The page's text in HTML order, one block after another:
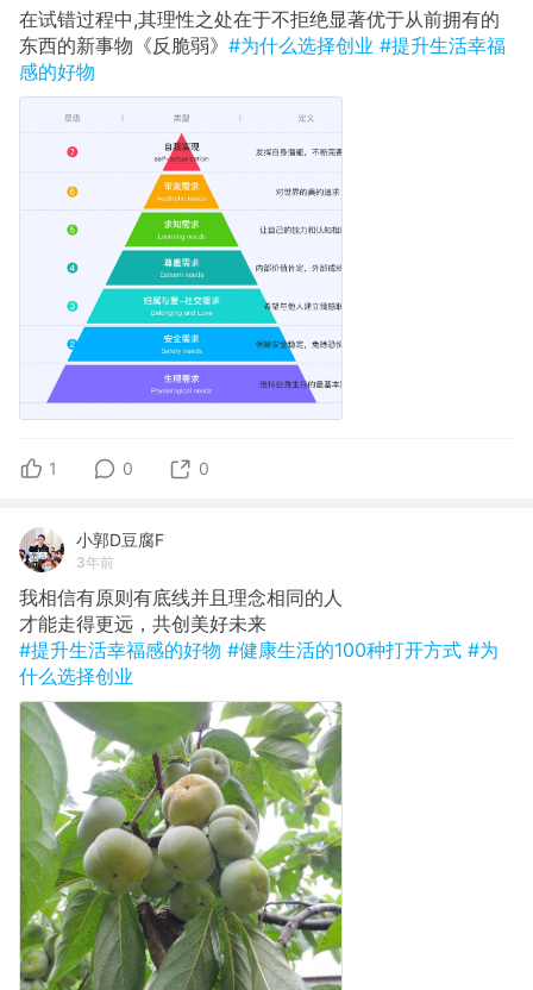
在试错过程中,其理性之处在于不拒绝显著优于从前拥有的
东西的新事物《反脆弱》 #为什么选择创业 #提升生活幸福
感的好物
1 0 0
小郭D豆腐F
3年前
我相信有原则有底线并且理念相同的人
才能走得更远，共创美好未来
#提升生活幸福感的好物 #健康生活的100种打开方式 #为
什么选择创业